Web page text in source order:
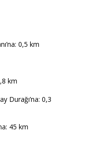
0,5 km
km
Durağı’na: 0,3
45 km